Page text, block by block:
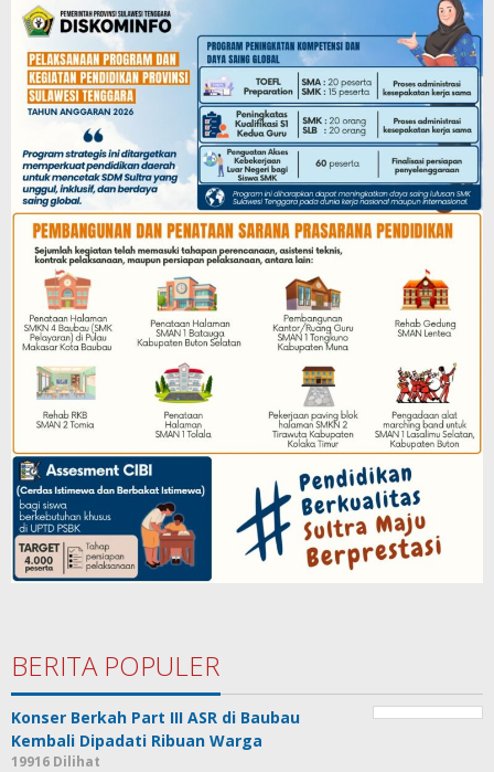
BERITA POPULER
Konser Berkah Part III ASR di Baubau
Kembali Dipadati Ribuan Warga
19916 Dilihat